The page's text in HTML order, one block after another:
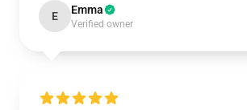
E Emma
Verified owner